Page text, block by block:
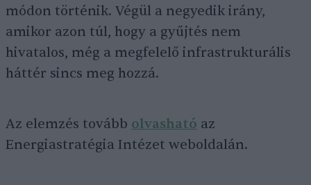
módon történik. Végül a negyedik irány,
amikor azon túl, hogy a gyűjtés nem
hivatalos, még a megfelelő infrastrukturális
háttér sincs meg hozzá.
Az elemzés tovább olvasható az
Energiastratégia Intézet weboldalán.